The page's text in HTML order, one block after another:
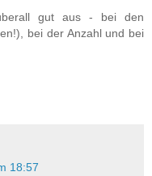
gut aus - bei den
bei der Anzahl und bei
18:57